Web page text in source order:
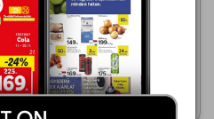
Domestos fertőtlenítő
tisztítószer
Akciós újság
megtekintése